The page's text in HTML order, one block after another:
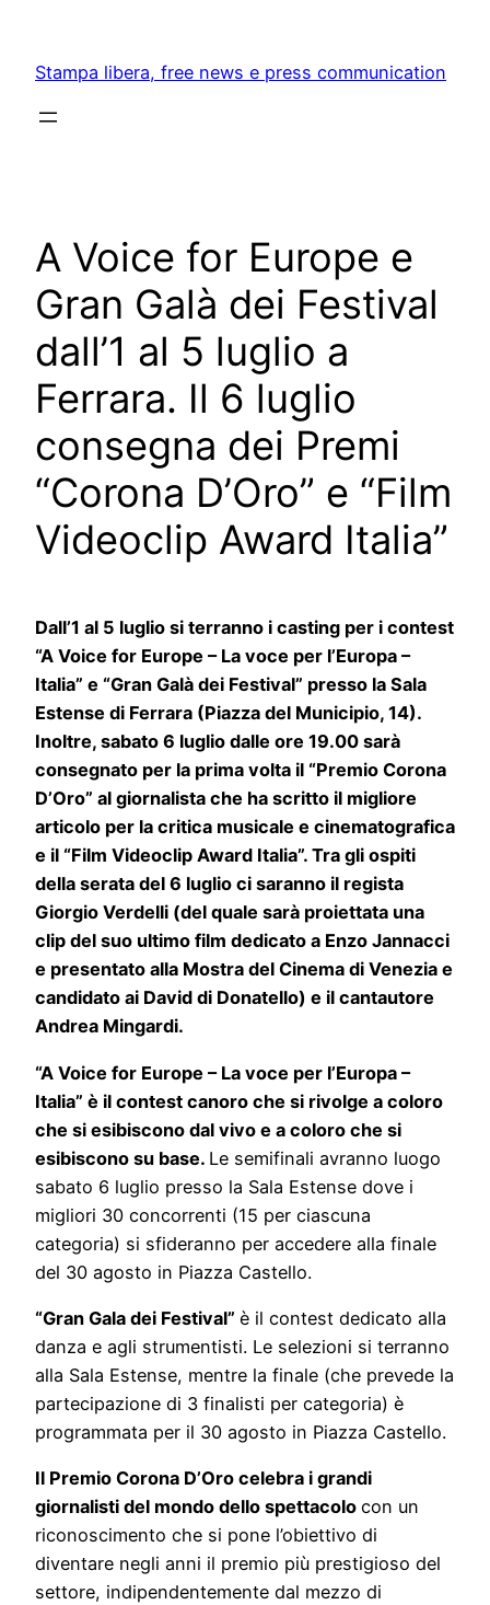
content
Stampa libera, free news e press communication
A Voice for Europe e
Gran Galà dei Festival
dall’1 al 5 luglio a
Ferrara. Il 6 luglio
consegna dei Premi
“Corona D’Oro” e “Film
Videoclip Award Italia”
Dall’1 al 5 luglio si terranno i casting per i contest
“A Voice for Europe – La voce per l’Europa –
Italia” e “Gran Galà dei Festival” presso la Sala
Estense di Ferrara (Piazza del Municipio, 14).
Inoltre, sabato 6 luglio dalle ore 19.00 sarà
consegnato per la prima volta il “Premio Corona
D’Oro” al giornalista che ha scritto il migliore
articolo per la critica musicale e cinematografica
e il “Film Videoclip Award Italia”. Tra gli ospiti
della serata del 6 luglio ci saranno il regista
Giorgio Verdelli (del quale sarà proiettata una
clip del suo ultimo film dedicato a Enzo Jannacci
e presentato alla Mostra del Cinema di Venezia e
candidato ai David di Donatello) e il cantautore
Andrea Mingardi.
“A Voice for Europe – La voce per l’Europa –
Italia” è il contest canoro che si rivolge a coloro
che si esibiscono dal vivo e a coloro che si
esibiscono su base. Le semifinali avranno luogo
sabato 6 luglio presso la Sala Estense dove i
migliori 30 concorrenti (15 per ciascuna
categoria) si sfideranno per accedere alla finale
del 30 agosto in Piazza Castello.
“Gran Gala dei Festival” è il contest dedicato alla
danza e agli strumentisti. Le selezioni si terranno
alla Sala Estense, mentre la finale (che prevede la
partecipazione di 3 finalisti per categoria) è
programmata per il 30 agosto in Piazza Castello.
Il Premio Corona D’Oro celebra i grandi
giornalisti del mondo dello spettacolo con un
riconoscimento che si pone l’obiettivo di
diventare negli anni il premio più prestigioso del
settore, indipendentemente dal mezzo di